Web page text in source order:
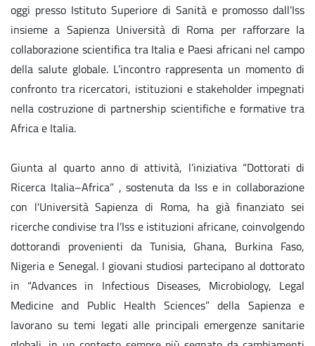
oggi presso Istituto Superiore di Sanità e promosso dall’Iss
insieme a Sapienza Università di Roma per rafforzare la
collaborazione scientifica tra Italia e Paesi africani nel campo
della salute globale. L’incontro rappresenta un momento di
confronto tra ricercatori, istituzioni e stakeholder impegnati
nella costruzione di partnership scientifiche e formative tra
Africa e Italia.
Giunta al quarto anno di attività, l’iniziativa “Dottorati di
Ricerca Italia–Africa” , sostenuta da Iss e in collaborazione
con l'Università Sapienza di Roma, ha già finanziato sei
ricerche condivise tra l’Iss e istituzioni africane, coinvolgendo
dottorandi provenienti da Tunisia, Ghana, Burkina Faso,
Nigeria e Senegal. I giovani studiosi partecipano al dottorato
in “Advances in Infectious Diseases, Microbiology, Legal
Medicine and Public Health Sciences” della Sapienza e
lavorano su temi legati alle principali emergenze sanitarie